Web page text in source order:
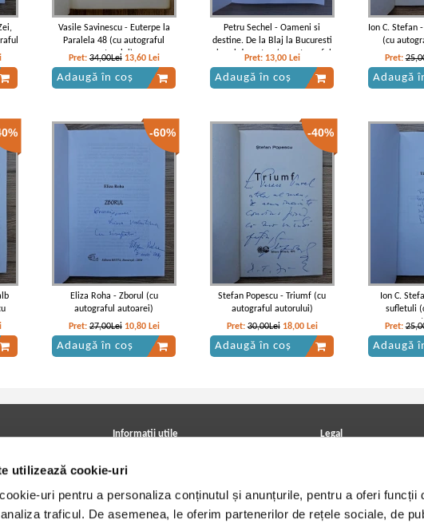
utilizează cookie-uri
uri pentru a personaliza conținutul și anunțurile, pentru a oferi funcții
traficul. De asemenea, le oferim partenerilor de rețele sociale, de
Vasile Savinescu - Euterpe la
Paralela 48 (cu autograful
autorului)
Pret:34,00Lei 13,60 Lei
Adaugă în coș
Petru Sechel - Oameni si
destine. De la Blaj la Bucuresti
si mai departe...(cu autograful
autorului)
Pret: 13,00 Lei
Adaugă în coș
Ion C. Stefan
(cu
Pret:
Adaugă
-60%
Eliza Roha - Zborul (cu
autograful autoarei)
Pret:27,00Lei 10,80 Lei
Adaugă în coș
-40%
Stefan Popescu - Triumf (cu
autograful autorului)
Pret:30,00Lei 18,00 Lei
Adaugă în coș
Ion C.
sufletuli
Pret:
Adaugă
Informatii utile
Achizitii viniluri, casete, CD/DVD
Cum cumpar?
Politica de livrare
Legal
Termeni si conditii
Utilizare cookie-uri